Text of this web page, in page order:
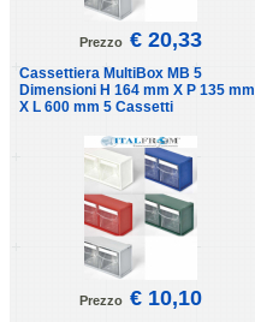
Prezzo € 20,33
Cassettiera MultiBox MB 5
Dimensioni H 164 mm X P 135 mm
X L 600 mm 5 Cassetti
Prezzo € 10,10